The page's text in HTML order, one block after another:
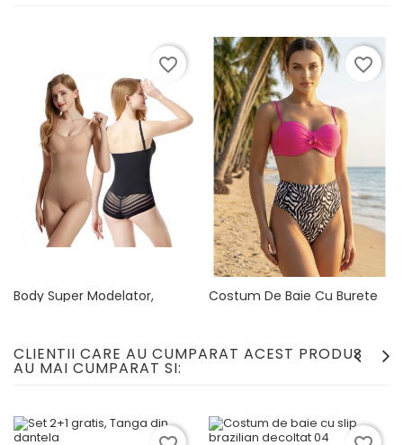
Body Super Modelator,
favorite_border
Costum De Baie Cu Burete
favorite_border
CLIENTII CARE AU CUMPARAT ACEST PRODUS
AU MAI CUMPARAT SI: